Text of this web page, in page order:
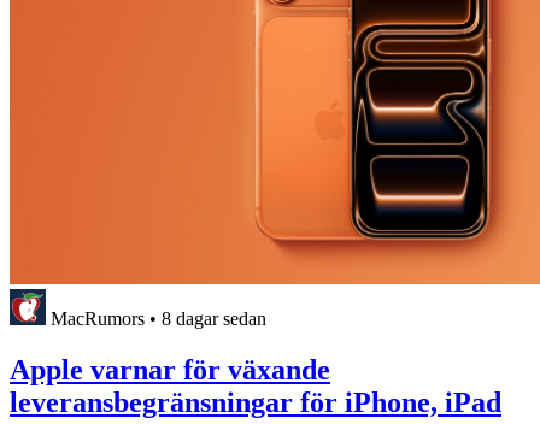
MacRumors • 8 dagar sedan
Apple varnar för växande
leveransbegränsningar för iPhone, iPad